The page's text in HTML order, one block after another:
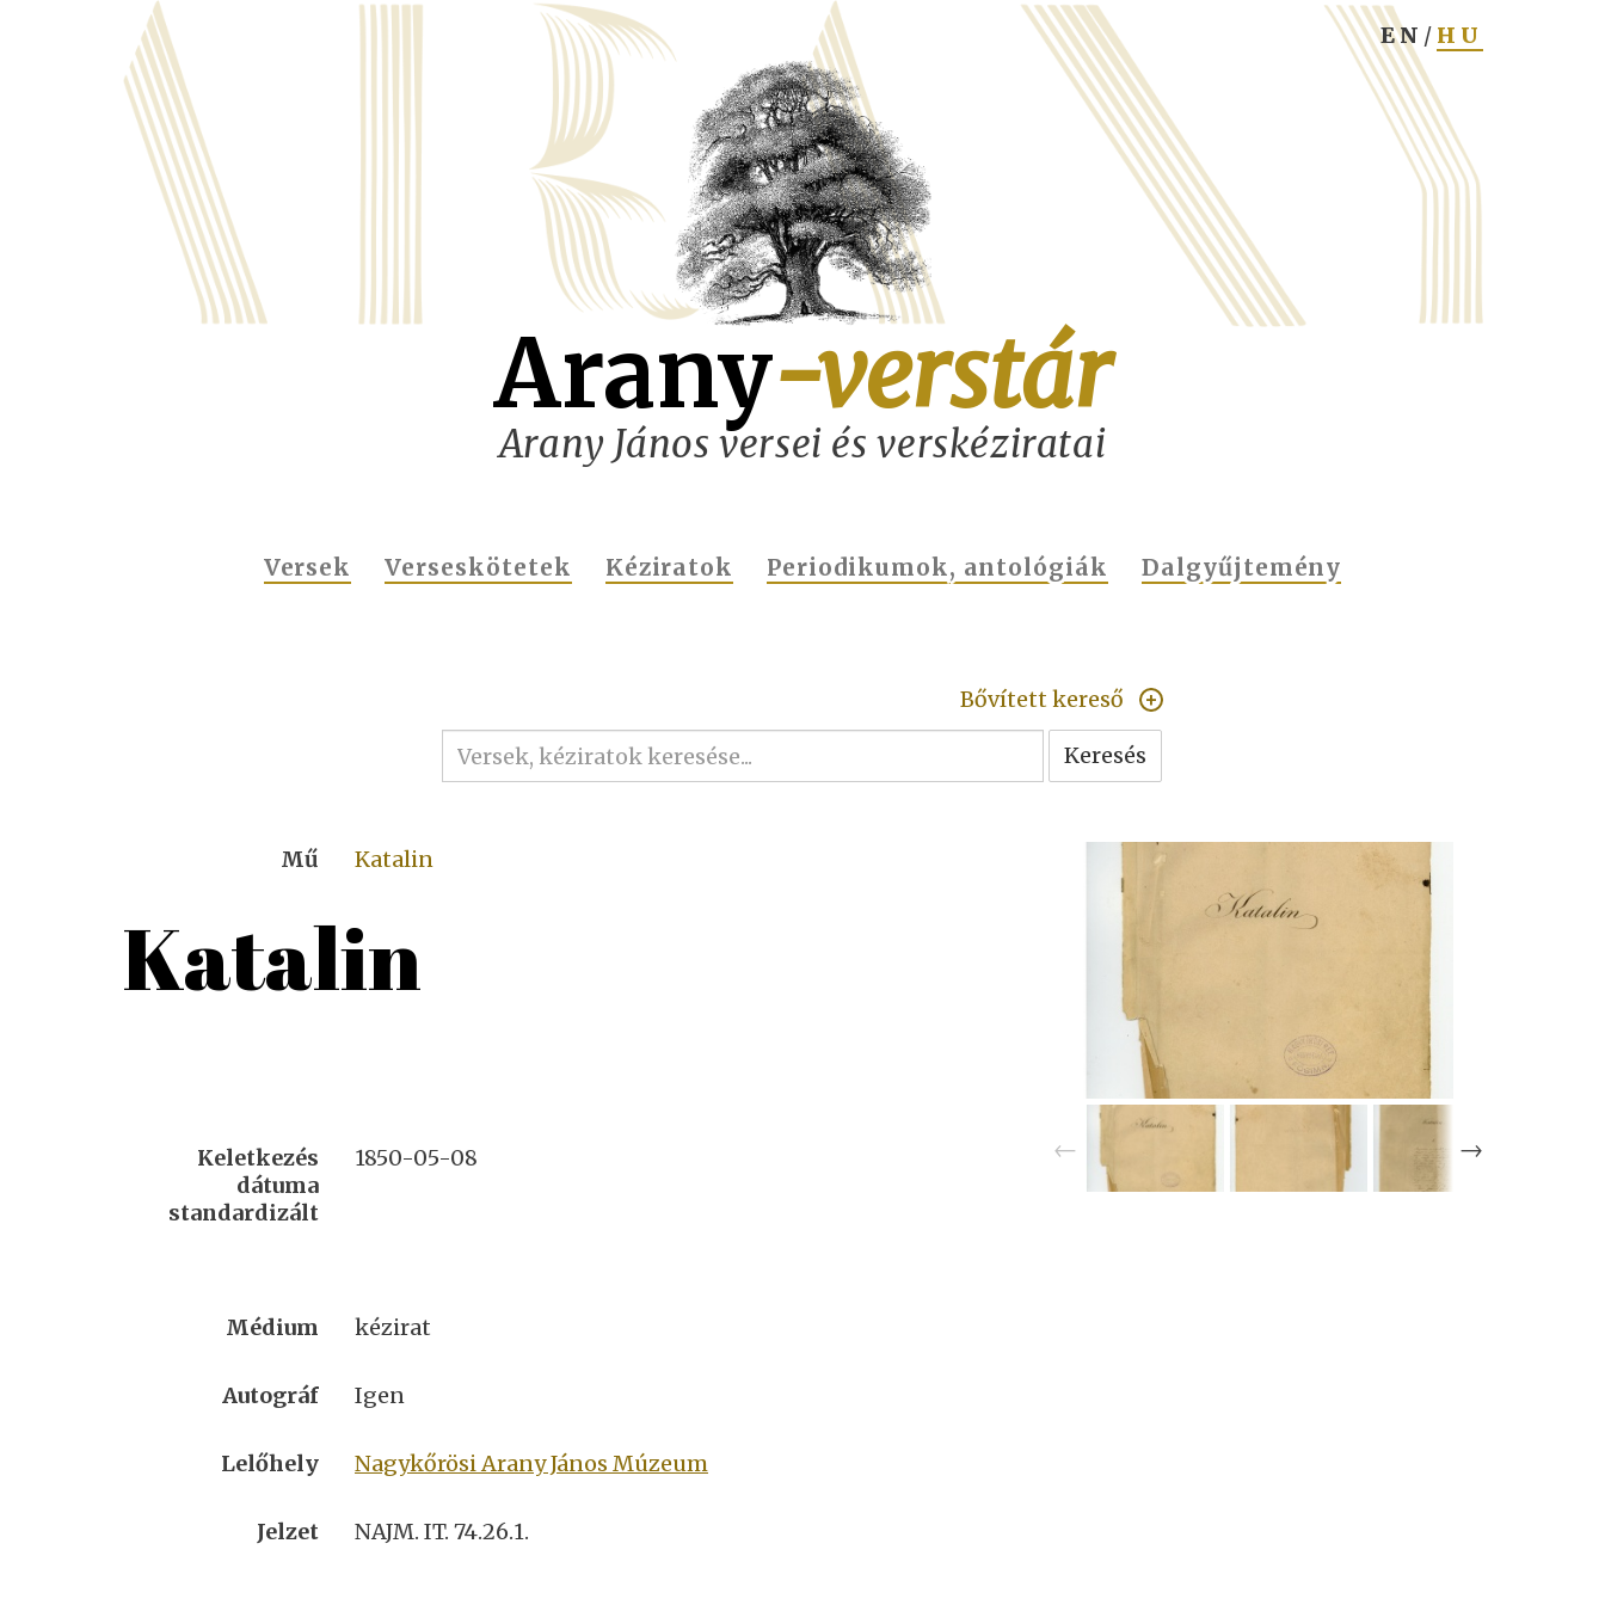
Arany-verstár
Arany János versei és verskéziratai
Versek Verseskötetek Kéziratok Periodikumok, antológiák Dalgyűjtemény
Bővített kereső
Keresés
Mű Katalin
Katalin
Keletkezés
dátuma
standardizált
1850-05-08
Médium kézirat
Autográf Igen
Lelőhely Nagykőrösi Arany János Múzeum
Jelzet NAJM. IT. 74.26.1.